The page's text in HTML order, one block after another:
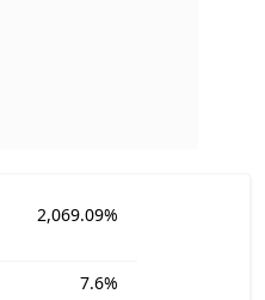
2,069.09%
7.6%